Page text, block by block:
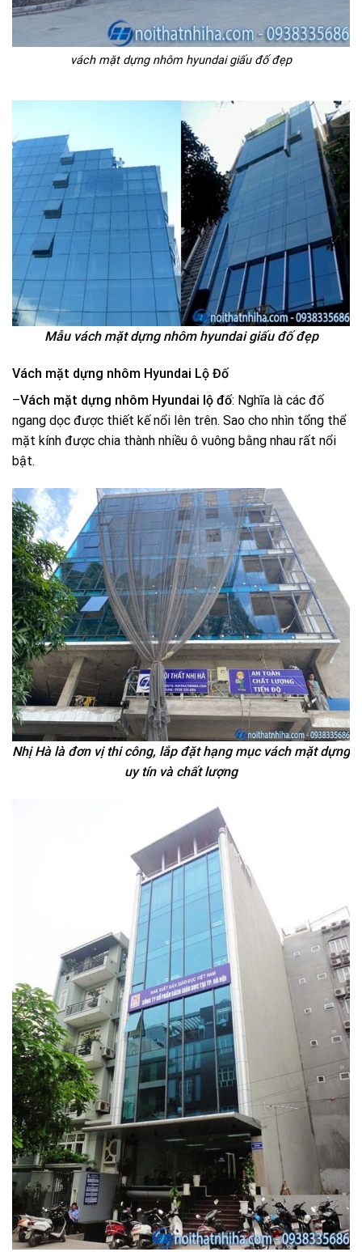
vách mặt dựng nhôm hyundai giấu đố đẹp
Mẫu vách mặt dựng nhôm hyundai giấu đố đẹp
Vách mặt dựng nhôm Hyundai Lộ Đố
–Vách mặt dựng nhôm Hyundai lộ đố: Nghĩa là các đố
ngang dọc được thiết kế nổi lên trên. Sao cho nhìn tổng thể
mặt kính được chia thành nhiều ô vuông bằng nhau rất nổi
bật.
Nhị Hà là đơn vị thi công, lắp đặt hạng mục vách mặt dựng
uy tín và chất lượng